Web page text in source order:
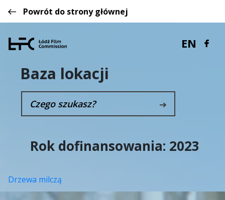
Powrót do strony głównej
EN
Baza lokacji
➔
Rok dofinansowania: 2023
Drzewa milczą